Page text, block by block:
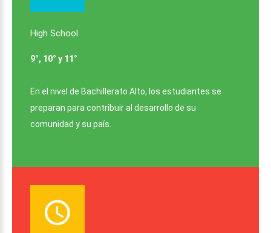
High School
9°, 10° y 11°
En el nivel de Bachillerato Alto, los estudiantes se
preparan para contribuir al desarrollo de su
comunidad y su país.